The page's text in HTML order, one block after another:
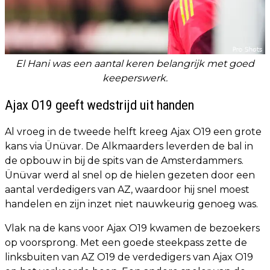
El Hani was een aantal keren belangrijk met goed
keeperswerk.
Ajax O19 geeft wedstrijd uit handen
Al vroeg in de tweede helft kreeg Ajax O19 een grote
kans via Ünüvar. De Alkmaarders leverden de bal in
de opbouw in bij de spits van de Amsterdammers.
Ünüvar werd al snel op de hielen gezeten door een
aantal verdedigers van AZ, waardoor hij snel moest
handelen en zijn inzet niet nauwkeurig genoeg was.
Vlak na de kans voor Ajax O19 kwamen de bezoekers
op voorsprong. Met een goede steekpass zette de
linksbuiten van AZ O19 de verdedigers van Ajax O19